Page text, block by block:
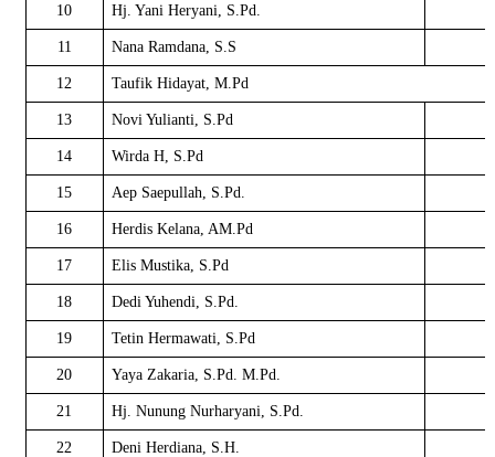
10 Hj. Yani Heryani, S.Pd.
11 Nana Ramdana, S.S
12 Taufik Hidayat, M.Pd
13 Novi Yulianti, S.Pd
14 Wirda H, S.Pd
15 Aep Saepullah, S.Pd.
16 Herdis Kelana, AM.Pd
17 Elis Mustika, S.Pd
18 Dedi Yuhendi, S.Pd.
19 Tetin Hermawati, S.Pd
20 Yaya Zakaria, S.Pd. M.Pd.
21 Hj. Nunung Nurharyani, S.Pd.
22 Deni Herdiana, S.H.